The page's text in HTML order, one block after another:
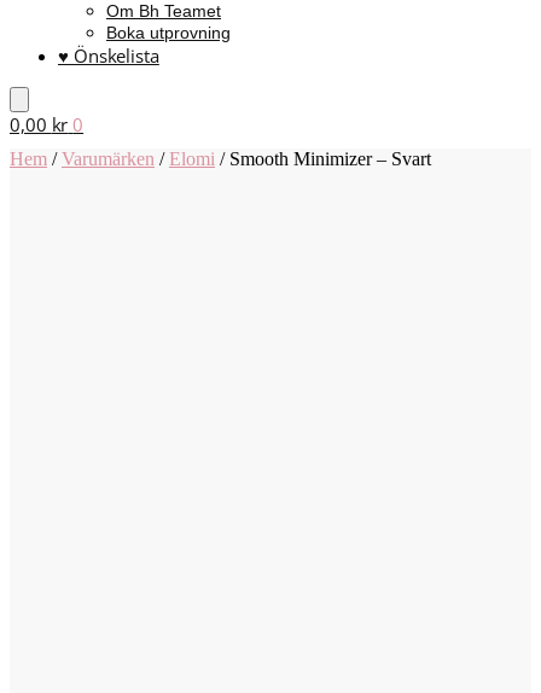
Om Bh Teamet
Boka utprovning
♥ Önskelista
0,00 kr 0
Hem /Varumärken /Elomi / Smooth Minimizer – Svart